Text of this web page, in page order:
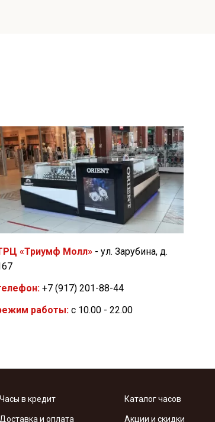
«Триумф Молл» - ул. Зарубина, д.
+7 (917) 201-88-44
работы: с 10.00 - 22.00
Часы в кредит Каталог часов
Доставка и оплата Акции и скидки